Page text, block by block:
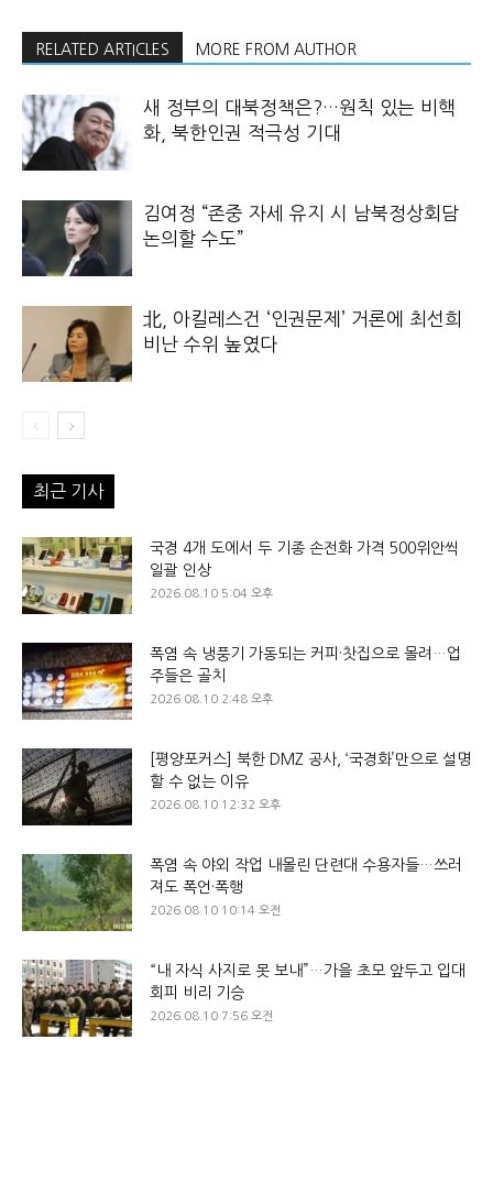
RELATED ARTICLES MORE FROM AUTHOR
새 정부의 대북정책은?…원칙 있는 비핵
화, 북한인권 적극성 기대
김여정 “존중 자세 유지 시 남북정상회담
논의할 수도”
北, 아킬레스건 ‘인권문제’ 거론에 최선희
비난 수위 높였다
최근 기사
국경 4개 도에서 두 기종 손전화 가격 500위안씩
일괄 인상
2026.08.10 5:04 오후
폭염 속 냉풍기 가동되는 커피·찻집으로 몰려…업
주들은 골치
2026.08.10 2:48 오후
[평양포커스] 북한 DMZ 공사, ‘국경화’만으로 설명
할 수 없는 이유
2026.08.10 12:32 오후
폭염 속 야외 작업 내몰린 단련대 수용자들…쓰러
져도 폭언·폭행
2026.08.10 10:14 오전
“내 자식 사지로 못 보내”…가을 초모 앞두고 입대
회피 비리 기승
2026.08.10 7:56 오전